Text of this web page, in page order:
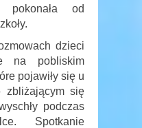
od
dzieci
na pobliskim
pojawiły się u
zbliżającym się
podczas
Spotkanie